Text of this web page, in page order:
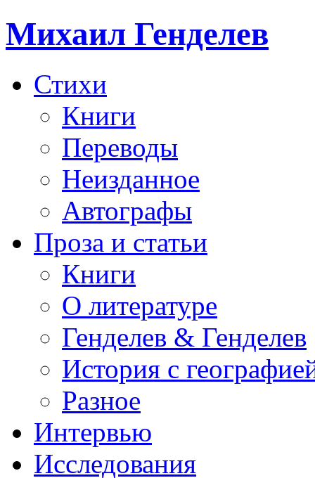
Михаил Генделев
Стихи
Книги
Переводы
Неизданное
Автографы
Проза и статьи
Книги
О литературе
Генделев & Генделев
История с
Разное
Интервью
Исследования